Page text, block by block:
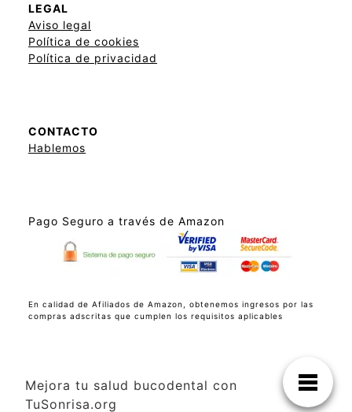
LEGAL
Aviso legal
Política de cookies
Política de privacidad
CONTACTO
Hablemos
Pago Seguro a través de Amazon
En calidad de Afiliados de Amazon, obtenemos ingresos por las
compras adscritas que cumplen los requisitos aplicables
Mejora tu salud bucodental con
TuSonrisa.org